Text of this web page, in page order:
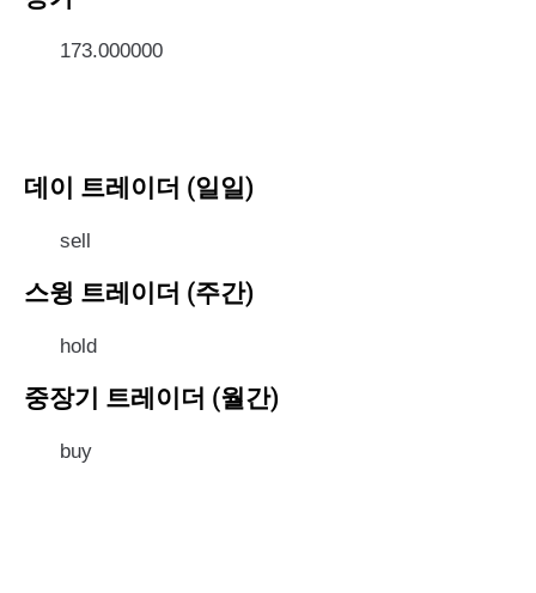
173.000000
데이 트레이더 (일일)
sell
스윙 트레이더 (주간)
hold
중장기 트레이더 (월간)
buy